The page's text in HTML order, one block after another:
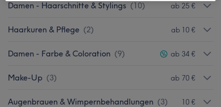
Damen - Haarschnitte & Stylings (10) ab 25 €
Haarkuren & Pflege (2) ab 10 €
Damen - Farbe & Coloration (9) ab 34 €
Make-Up (3) ab 70 €
Augenbrauen & Wimpernbehandlungen (3) 10 €